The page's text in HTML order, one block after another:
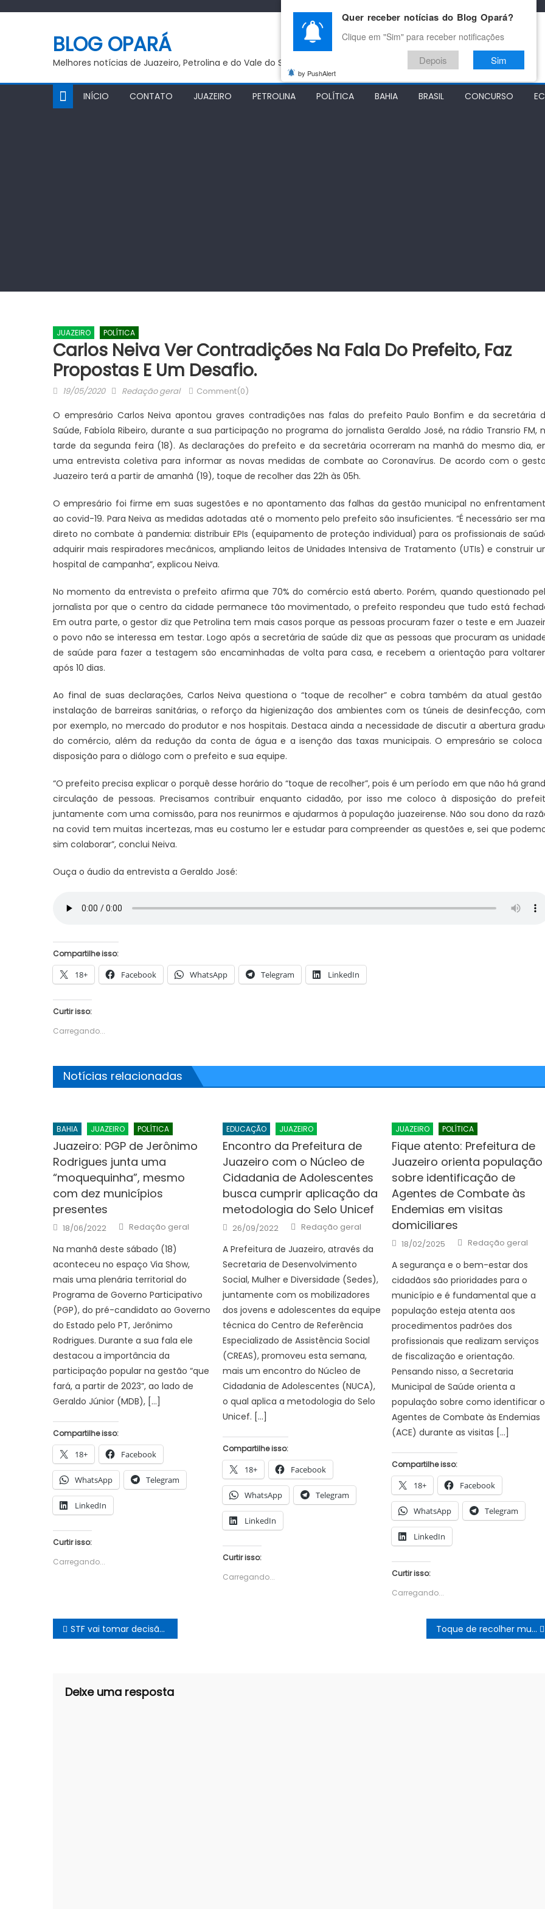
BLOG OPARÁ
Melhores notícias de Juazeiro, Petrolina e do Vale do São Francisco
INÍCIO CONTATO JUAZEIRO PETROLINA POLÍTICA BAHIA BRASIL CONCURSO
JUAZEIRO POLÍTICA
Carlos Neiva Ver Contradições Na Fala Do Prefeito, Faz
Propostas E Um Desafio.
Posted
19/05/2020 Author
Redação geral Comment(0)
O empresário Carlos Neiva apontou graves contradições nas falas do prefeito Paulo Bonfim e da secretária
Saúde, Fabíola Ribeiro, durante a sua participação no programa do jornalista Geraldo José, na rádio Transrio FM,
tarde da segunda feira (18). As declarações do prefeito e da secretária ocorreram na manhã do mesmo dia,
uma entrevista coletiva para informar as novas medidas de combate ao Coronavírus. De acordo com o
Juazeiro terá a partir de amanhã (19), toque de recolher das 22h às 05h.
O empresário foi firme em suas sugestões e no apontamento das falhas da gestão municipal no
ao covid-19. Para Neiva as medidas adotadas até o momento pelo prefeito são insuficientes. “É necessário ser
direto no combate à pandemia: distribuir EPIs (equipamento de proteção individual) para os profissionais de
adquirir mais respiradores mecânicos, ampliando leitos de Unidades Intensiva de Tratamento (UTIs) e construir
hospital de campanha”, explicou Neiva.
No momento da entrevista o prefeito afirma que 70% do comércio está aberto. Porém, quando questionado
jornalista por que o centro da cidade permanece tão movimentado, o prefeito respondeu que tudo está
Em outra parte, o gestor diz que Petrolina tem mais casos porque as pessoas procuram fazer o teste e em
o povo não se interessa em testar. Logo após a secretária de saúde diz que as pessoas que procuram as
de saúde para fazer a testagem são encaminhadas de volta para casa, e recebem a orientação para
após 10 dias.
Ao final de suas declarações, Carlos Neiva questiona o “toque de recolher” e cobra também da atual gestão
instalação de barreiras sanitárias, o reforço da higienização dos ambientes com os túneis de desinfecção,
por exemplo, no mercado do produtor e nos hospitais. Destaca ainda a necessidade de discutir a abertura
do comércio, além da redução da conta de água e a isenção das taxas municipais. O empresário se coloca
disposição para o diálogo com o prefeito e sua equipe.
“O prefeito precisa explicar o porquê desse horário do “toque de recolher”, pois é um período em que não há
circulação de pessoas. Precisamos contribuir enquanto cidadão, por isso me coloco à disposição do
juntamente com uma comissão, para nos reunirmos e ajudarmos à população juazeirense. Não sou dono da
na covid tem muitas incertezas, mas eu costumo ler e estudar para compreender as questões e, sei que
sim colaborar”, conclui Neiva.
Ouça o áudio da entrevista a Geraldo José:
Compartilhe isso:
18+ Facebook WhatsApp Telegram LinkedIn
Curtir isso:
Carregando...
Notícias relacionadas
BAHIA JUAZEIRO POLÍTICA
Juazeiro: PGP de Jerônimo
Rodrigues junta uma
“moquequinha”, mesmo
com dez municípios
presentes
Posted
on
18/06/2022 Author
Redação geral
Na manhã deste sábado (18)
aconteceu no espaço Via Show,
mais uma plenária territorial do
Programa de Governo Participativo
(PGP), do pré-candidato ao Governo
do Estado pelo PT, Jerônimo
Rodrigues. Durante a sua fala ele
destacou a importância da
participação popular na gestão “que
fará, a partir de 2023”, ao lado de
Geraldo Júnior (MDB), […]
Compartilhe isso:
18+ Facebook
WhatsApp Telegram
LinkedIn
Curtir isso:
Carregando...
EDUCAÇÃO JUAZEIRO
Encontro da Prefeitura de
Juazeiro com o Núcleo de
Cidadania de Adolescentes
busca cumprir aplicação da
metodologia do Selo Unicef
Posted
on
26/09/2022 Author
Redação geral
A Prefeitura de Juazeiro, através da
Secretaria de Desenvolvimento
Social, Mulher e Diversidade (Sedes),
juntamente com os mobilizadores
dos jovens e adolescentes da equipe
técnica do Centro de Referência
Especializado de Assistência Social
(CREAS), promoveu esta semana,
mais um encontro do Núcleo de
Cidadania de Adolescentes (NUCA),
o qual aplica a metodologia do Selo
Unicef. […]
Compartilhe isso:
18+ Facebook
WhatsApp Telegram
LinkedIn
Curtir isso:
Carregando...
JUAZEIRO POLÍTICA
Fique atento: Prefeitura de
Juazeiro orienta população
sobre identificação de
Agentes de Combate às
Endemias em visitas
domiciliares
Posted
on
18/02/2025 Author
Redação geral
A segurança e o bem-estar dos
cidadãos são prioridades para o
município e é fundamental que a
população esteja atenta aos
procedimentos padrões dos
profissionais que realizam serviços
de fiscalização e orientação.
Pensando nisso, a Secretaria
Municipal de Saúde orienta a
população sobre como identificar
Agentes de Combate às Endemias
(ACE) durante as visitas […]
Compartilhe isso:
18+ Facebook
WhatsApp Telegram
LinkedIn
Curtir isso:
Carregando...
Navegação
de
STF vai tomar decisão sobre bloqueios a WhatsApp no Brasil Toque de recolher municipal é rejeitado por Dias Toffoli
Deixe uma resposta
Quer receber notícias do Blog Opará?
Clique em "Sim" para receber notificações
Depois Sim
by PushAlert